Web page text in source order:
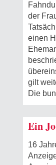
der
einen
gilt
Die
Ein
16